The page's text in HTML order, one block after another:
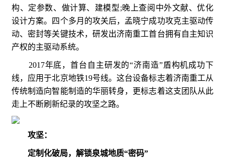
构、定参数、做计算、建模型;晚上查阅中外文献、优化
设计方案。四个多月的攻关后，孟晓宁成功攻克主驱动传
动、密封等关键技术，研发出济南重工首台拥有自主知识
产权的主驱动系统。
2017年底，首台自主研发的“济南造”盾构机成功下
线，应用于北京地铁19号线。这台设备标志着济南重工从
传统制造向智能制造的华丽转身，更标志着这支团队从此
走上不断刷新纪录的攻坚之路。
攻坚：
定制化破局，解锁泉城地质“密码”